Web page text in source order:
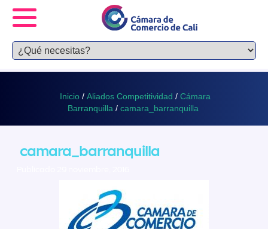
Inicio / Aliados Competitividad / Cámara
Barranquilla / camara_barranquilla
camara_barranquilla